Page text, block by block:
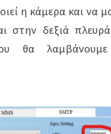
η κάμερα και να
στην δεξιά
θα λαμβάνουμε